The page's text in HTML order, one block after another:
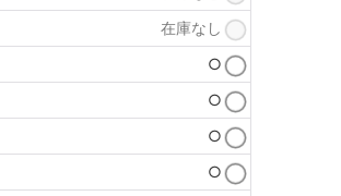
在庫なし
○
○
○
○